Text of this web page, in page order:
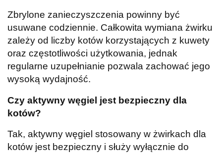
Zbrylone zanieczyszczenia powinny być
usuwane codziennie. Całkowita wymiana żwirku
zależy od liczby kotów korzystających z kuwety
oraz częstotliwości użytkowania, jednak
regularne uzupełnianie pozwala zachować jego
wysoką wydajność.
Czy aktywny węgiel jest bezpieczny dla
kotów?
Tak, aktywny węgiel stosowany w żwirkach dla
kotów jest bezpieczny i służy wyłącznie do